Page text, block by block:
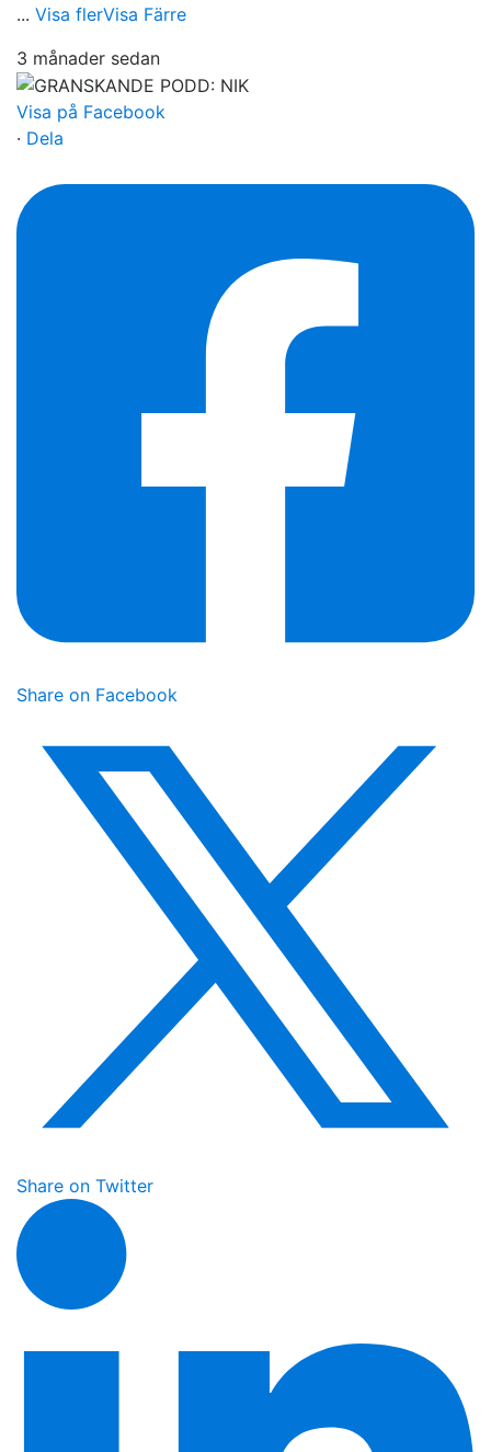
... Visa flerVisa Färre
3 månader sedan
Visa på Facebook
· Dela
Share on Facebook
Share on Twitter